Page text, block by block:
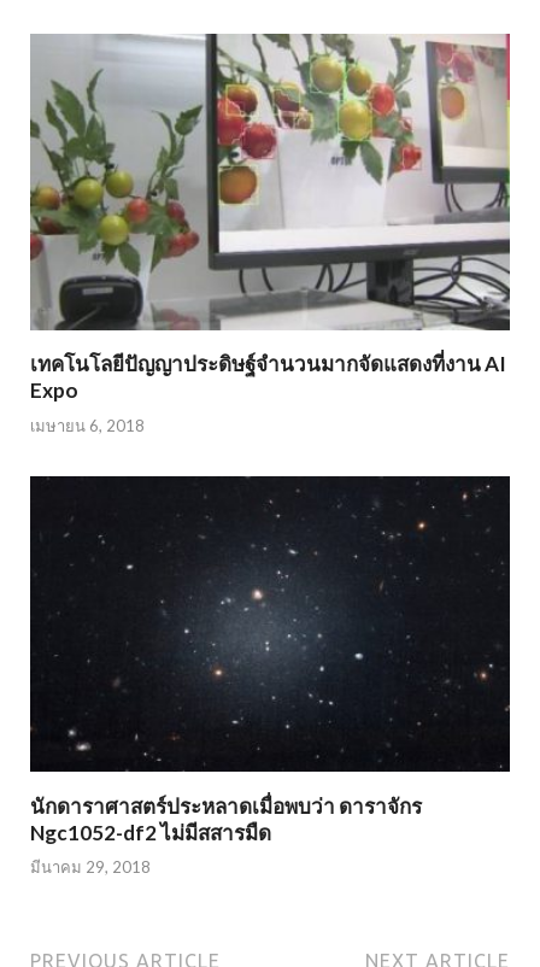
เทคโนโลยีปัญญาประดิษฐ์จำนวนมากจัดแสดงที่งาน AI
Expo
เมษายน 6, 2018
นักดาราศาสตร์ประหลาดเมื่อพบว่า ดาราจักร
Ngc1052-df2 ไม่มีสสารมืด
มีนาคม 29, 2018
PREVIOUS ARTICLE NEXT ARTICLE